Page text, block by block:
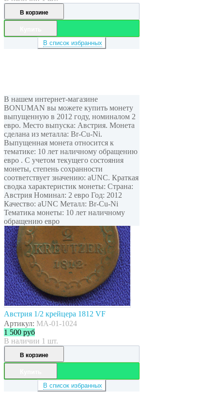
В корзине
В список избранных
В нашем интернет-магазине
BONUMAN вы можете купить монету
выпущенную в 2012 году, номиналом 2
евро. Место выпуска: Австрия. Монета
сделана из металла: Br-Cu-Ni.
Выпущенная монета относится к
тематике: 10 лет наличному обращению
евро . С учетом текущего состояния
монеты, степень сохранности
соответствует значению: aUNC. Краткая
сводка характеристик монеты: Страна:
Австрия Номинал: 2 евро Год: 2012
Качество: aUNC Металл: Br-Cu-Ni
Тематика монеты: 10 лет наличному
обращению евро
Австрия 1/2 крейцера 1812 VF
Артикул: MA-01-1024
1 500 руб
В наличии 1 шт.
В корзине
В список избранных